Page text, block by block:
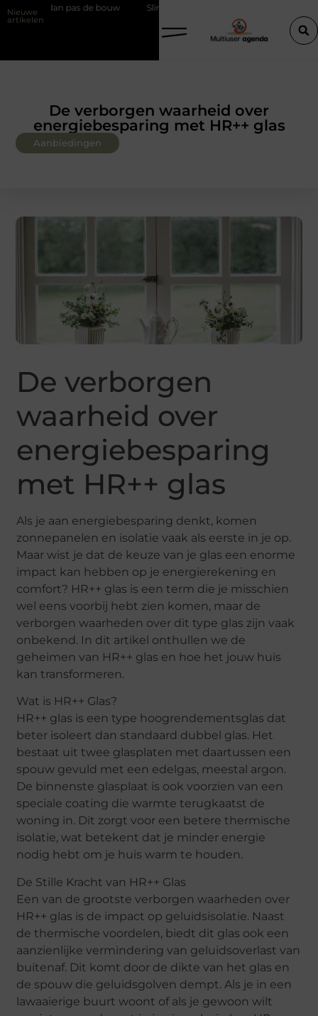
Nieuwe
artikelen
bouw Slim kiezen voor wisselweer met een tussenjas
De verborgen waarheid over
energiebesparing met HR++ glas
Aanbiedingen
De verborgen
waarheid over
energiebesparing
met HR++ glas
Als je aan energiebesparing denkt, komen
zonnepanelen en isolatie vaak als eerste in je op.
Maar wist je dat de keuze van je glas een enorme
impact kan hebben op je energierekening en
comfort? HR++ glas is een term die je misschien
wel eens voorbij hebt zien komen, maar de
verborgen waarheden over dit type glas zijn vaak
onbekend. In dit artikel onthullen we de
geheimen van HR++ glas en hoe het jouw huis
kan transformeren.
Wat is HR++ Glas?
HR++ glas is een type hoogrendementsglas dat
beter isoleert dan standaard dubbel glas. Het
bestaat uit twee glasplaten met daartussen een
spouw gevuld met een edelgas, meestal argon.
De binnenste glasplaat is ook voorzien van een
speciale coating die warmte terugkaatst de
woning in. Dit zorgt voor een betere thermische
isolatie, wat betekent dat je minder energie
nodig hebt om je huis warm te houden.
De Stille Kracht van HR++ Glas
Een van de grootste verborgen waarheden over
HR++ glas is de impact op geluidsisolatie. Naast
de thermische voordelen, biedt dit glas ook een
aanzienlijke vermindering van geluidsoverlast van
buitenaf. Dit komt door de dikte van het glas en
de spouw die geluidsgolven dempt. Als je in een
lawaaierige buurt woont of als je gewoon wilt